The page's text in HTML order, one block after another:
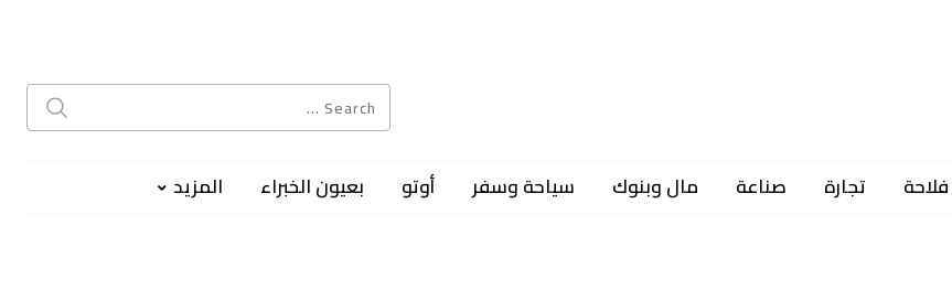
فلاحة تجارة صناعة مال وبنوك سياحة وسفر أوتو بعيون الخبراء المزيد